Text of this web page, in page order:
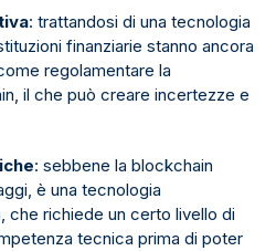
: trattandosi di una tecnologia
finanziarie stanno ancora
regolamentare la
il che può creare incertezze e
: sebbene la blockchain
è una tecnologia
che richiede un certo livello di
tecnica prima di poter